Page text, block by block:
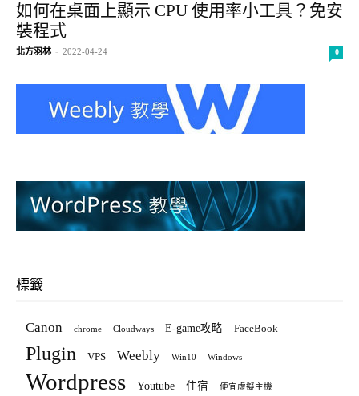
如何在桌面上顯示 CPU 使用率小工具？免安
裝程式
北方羽林 - 2022-04-24 0
標籤
Canon chrome Cloudways E-game攻略 FaceBook
Plugin VPS Weebly Win10 Windows
Wordpress Youtube 住宿 便宜虛擬主機